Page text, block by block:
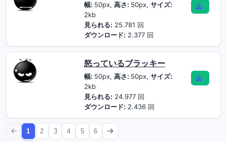
幅: 50px, 高さ: 50px, サイズ:
2kb
見られる: 25.781 回
ダウンロード: 2.377 回
怒っているブラッキー
幅: 50px, 高さ: 50px, サイズ:
2kb
見られる: 24.977 回
ダウンロード: 2.436 回
1 2 3 4 5 6